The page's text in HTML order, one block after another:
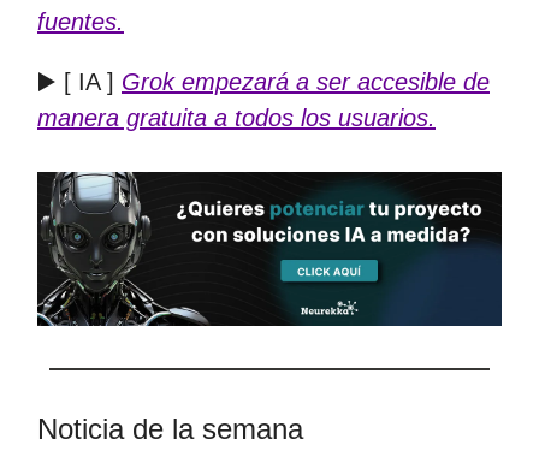
fuentes.
▶️ [ IA ] Grok empezará a ser accesible de
manera gratuita a todos los usuarios.
Noticia de la semana